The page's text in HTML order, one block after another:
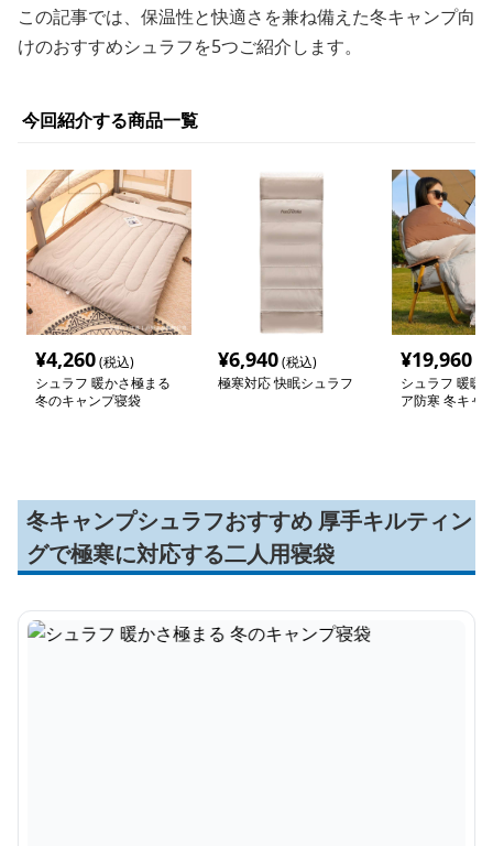
この記事では、保温性と快適さを兼ね備えた冬キャンプ向
けのおすすめシュラフを5つご紹介します。
今回紹介する商品一覧
¥4,260(税込)
シュラフ 暖かさ極まる
冬のキャンプ寝袋
¥6,940(税込)
極寒対応 快眠シュラフ
¥19,960
シュラフ 暖暖
ア防寒 冬キャ
冬キャンプシュラフおすすめ 厚手キルティン
グで極寒に対応する二人用寝袋